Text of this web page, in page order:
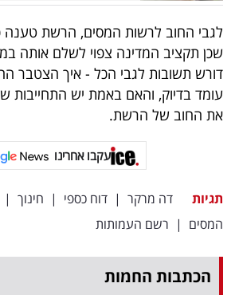
ניוזלטרים
מייל
אדום
באייס
עקבו
אחרינו:
לגבי החוב לרשות המסים, הרשת טענה כי
שכן תקציב המדינה צפוי לשלם אותה
דורש תשובות לגבי הכל - איך הצטבר
עומד בדיוק, והאם באמת יש
את החוב של הרשת.
עקבו אחרינו
תגיות דה מרקר | דוח כספי | חינוך |
המסים | רשם העמותות
הכתבות החמות